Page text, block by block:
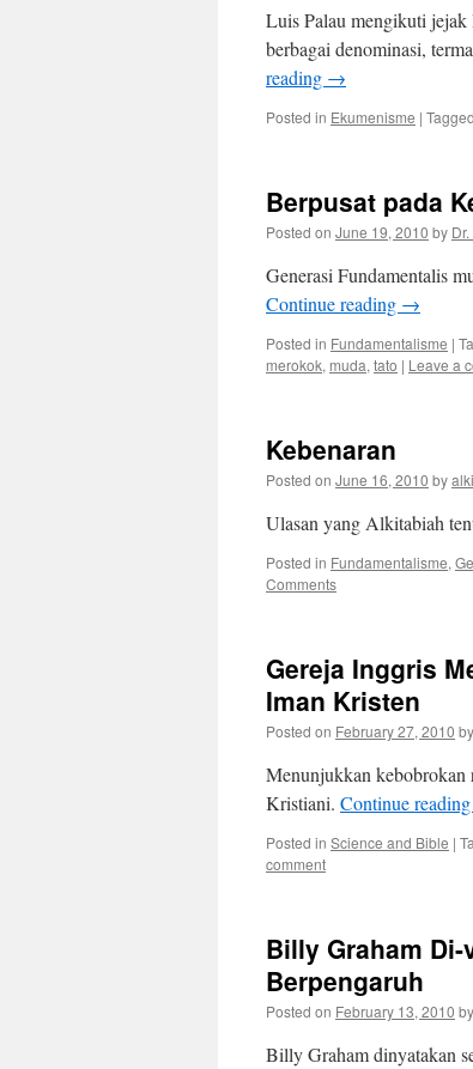
Luis Palau mengikuti jejak
berbagai denominasi,
reading →
Posted in Ekumenisme | Tagged
Berpusat pada
Posted on June 19, 2010 by
Generasi Fundamentalis
Continue reading →
Posted in Fundamentalisme |
merokok, muda, tato | Leave a
Kebenaran
Posted on June 16, 2010 by
Ulasan yang Alkitabiah
Posted in Fundamentalisme,
Comments
Gereja Inggris
Iman Kristen
Posted on February 27, 2010 by
Menunjukkan kebobrokan
Kristiani. Continue reading
Posted in Science and Bible |
comment
Billy Graham
Berpengaruh
Posted on February 13, 2010 by
Billy Graham dinyatakan